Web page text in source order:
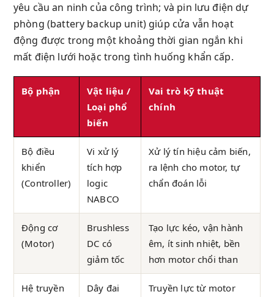
yêu cầu an ninh của công trình; và pin lưu điện dự
phòng (battery backup unit) giúp cửa vẫn hoạt
động được trong một khoảng thời gian ngắn khi
mất điện lưới hoặc trong tình huống khẩn cấp.
Bộ phận
Vật liệu /
Loại phổ
biến
Vai trò kỹ thuật
chính
Bộ điều
khiển
(Controller)
Vi xử lý
tích hợp
logic
NABCO
Xử lý tín hiệu cảm biến,
ra lệnh cho motor, tự
chẩn đoán lỗi
Động cơ
(Motor)
Brushless
DC có
giảm tốc
Tạo lực kéo, vận hành
êm, ít sinh nhiệt, bền
hơn motor chổi than
Hệ truyền
Dây đai
Truyền lực từ motor